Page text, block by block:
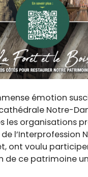
émotion
Notre-
les organisations
l’Interprofession
ont voulu
de ce patrimoine